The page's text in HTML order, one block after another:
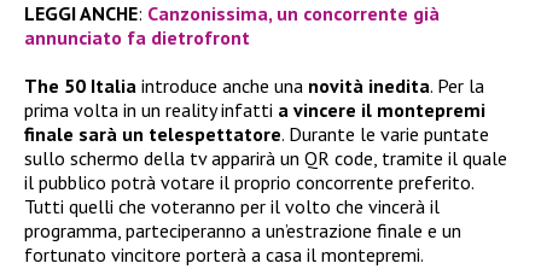
LEGGI ANCHE: Canzonissima, un concorrente già
annunciato fa dietrofront
The 50 Italia introduce anche una novità inedita. Per la
prima volta in un reality infatti a vincere il montepremi
finale sarà un telespettatore. Durante le varie puntate
sullo schermo della tv apparirà un QR code, tramite il quale
il pubblico potrà votare il proprio concorrente preferito.
Tutti quelli che voteranno per il volto che vincerà il
programma, parteciperanno a un’estrazione finale e un
fortunato vincitore porterà a casa il montepremi.